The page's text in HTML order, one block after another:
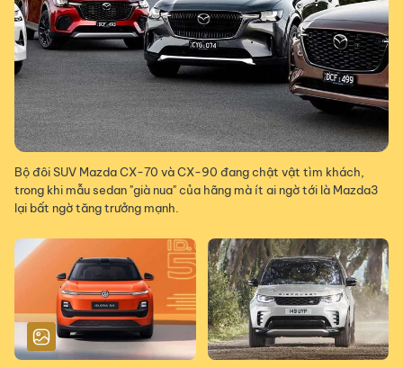
Bộ đôi SUV Mazda CX-70 và CX-90 đang chật vật tìm khách,
trong khi mẫu sedan "già nua" của hãng mà ít ai ngờ tới là Mazda3
lại bất ngờ tăng trưởng mạnh.